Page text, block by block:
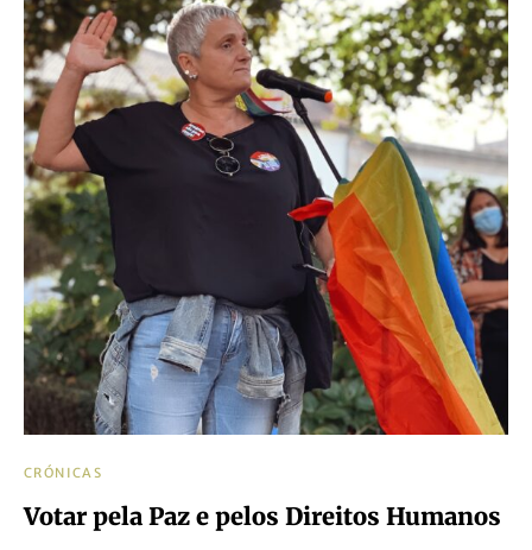
CRÓNICAS
Votar pela Paz e pelos Direitos Humanos